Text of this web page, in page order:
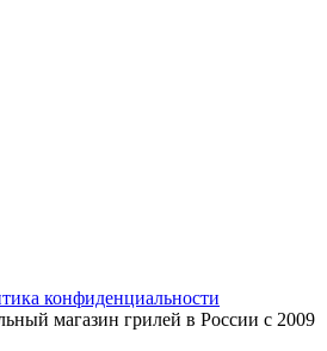
конфиденциальности
магазин грилей в России с 2009